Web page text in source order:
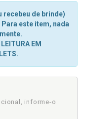
recebeu de brinde)
este item, nada
EM
informe-o